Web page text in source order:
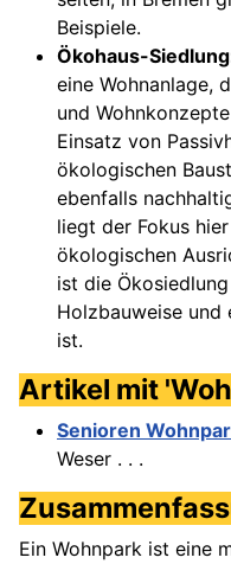
Beispiele.
Ökohaus-
eine Wohnanlage,
und
Einsatz von
ökologischen
ebenfalls
liegt der Fokus
ökologischen
ist die
Holzbauweise und
ist.
Artikel mit
Senioren
Weser . . .
Ein Wohnpark ist eine